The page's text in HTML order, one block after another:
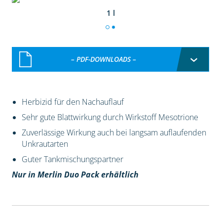
1 l
– PDF-DOWNLOADS –
Herbizid für den Nachauflauf
Sehr gute Blattwirkung durch Wirkstoff Mesotrione
Zuverlässige Wirkung auch bei langsam auflaufenden
Unkrautarten
Guter Tankmischungspartner
Nur in Merlin Duo Pack erhältlich